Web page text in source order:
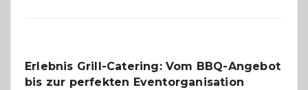
Gelegenheit,
neue
Erlebnis Grill-Catering: Vom BBQ-Angebot
bis zur perfekten Eventorganisation